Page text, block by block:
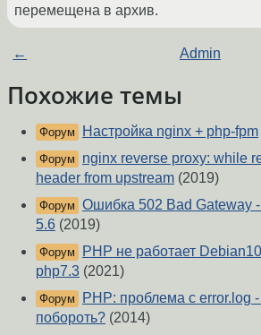
перемещена в архив.
← Admin
Похожие темы
Форум Настройка nginx + php-fpm
Форум
nginx reverse proxy: while
header from upstream (2019)
Форум Ошибка 502 Bad Gateway
5.6 (2019)
Форум
PHP не работает
php7.3 (2021)
Форум
PHP: проблема с error.log
побороть? (2014)